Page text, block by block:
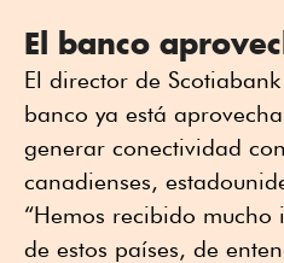
El banco
El director de
banco ya está
generar conectividad
canadienses,
“Hemos recibido
de estos países, de